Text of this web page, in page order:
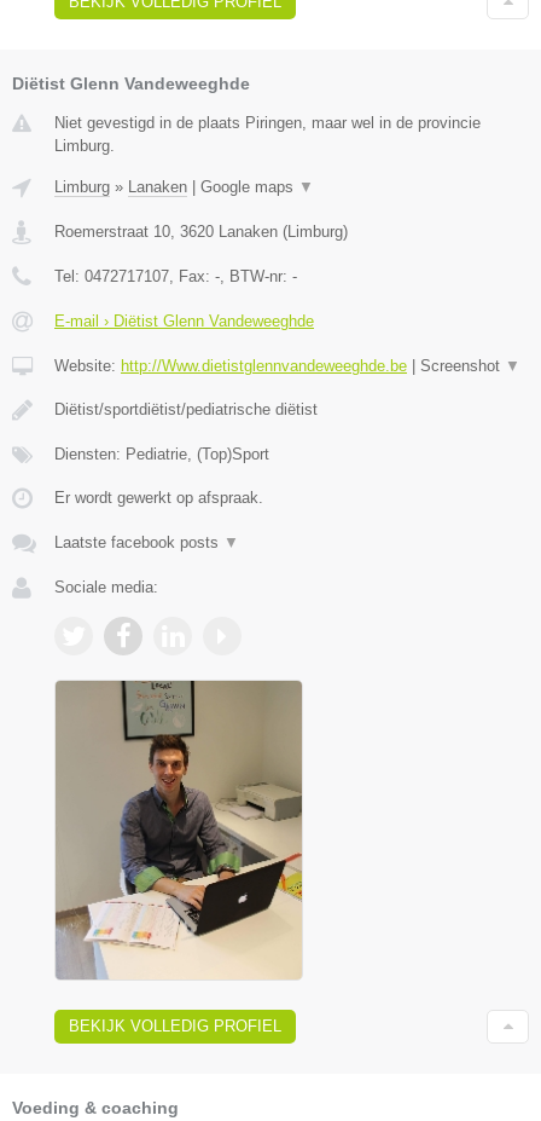
Diëtist Glenn Vandeweeghde
Niet gevestigd in de plaats Piringen, maar wel in de provincie
Limburg.
Limburg » Lanaken | Google maps ▼
Roemerstraat 10 3620 Lanaken (Limburg)
Tel: 0472717107 , Fax: - , BTW-nr: -
E-mail › Diëtist Glenn Vandeweeghde
Website: http://Www.dietistglennvandeweeghde.be | Screenshot ▼
Diëtist/sportdiëtist/pediatrische diëtist
Diensten: Pediatrie, (Top)Sport
Er wordt gewerkt op afspraak.
Laatste facebook posts ▼
Sociale media:
BEKIJK VOLLEDIG PROFIEL
Voeding & coaching